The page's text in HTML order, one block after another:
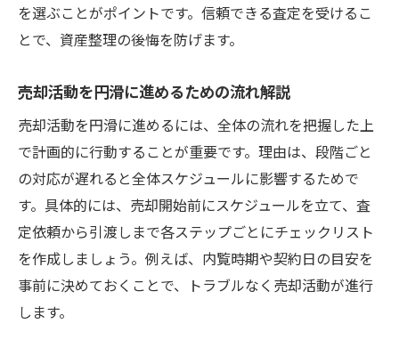
を選ぶことがポイントです。信頼できる査定を受けるこ
とで、資産整理の後悔を防げます。
売却活動を円滑に進めるための流れ解説
売却活動を円滑に進めるには、全体の流れを把握した上
で計画的に行動することが重要です。理由は、段階ごと
の対応が遅れると全体スケジュールに影響するためで
す。具体的には、売却開始前にスケジュールを立て、査
定依頼から引渡しまで各ステップごとにチェックリスト
を作成しましょう。例えば、内覧時期や契約日の目安を
事前に決めておくことで、トラブルなく売却活動が進行
します。